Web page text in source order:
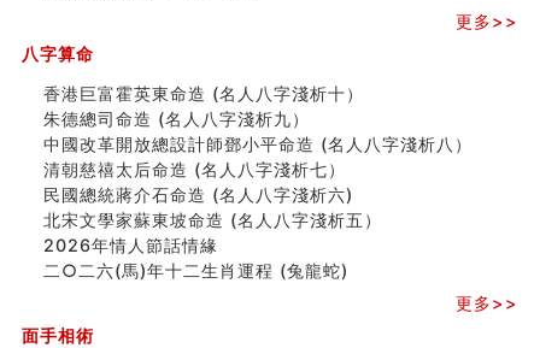
额相与命运
风水先生林琅仙的传说
从痣看相
姓名陰陽配置的凶吉
六爻測住宅風水 (四)
玄空本义 (五)
财务办公室风水布局
精选1500个五行属木的字
玄空本义 (四)
八字算命：女命八字里日坐伤官克夫？
订婚就是定结婚日子吗
更多>>
八字算命
香港巨富霍英東命造 (名人八字淺析十）
朱德總司命造 (名⼈⼋字淺析九）
中國改革開放總設計師鄧小平命造 (名人八字淺析八）
清朝慈禧太后命造 (名人八字淺析七）
民國總統蔣介石命造 (名人八字淺析六)
北宋文學家蘇東坡命造 (名人八字淺析五）
2026年情人節話情緣
二○二六(馬)年十二生肖運程 (兔龍蛇)
更多>>
面手相術